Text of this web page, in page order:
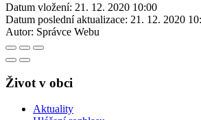
Datum vložení: 21. 12. 2020 10:00
Datum poslední aktualizace: 21. 12. 2020
Autor: Správce Webu
Život v obci
Aktuality